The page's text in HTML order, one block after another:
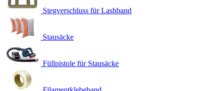
Stegverschluss für Lashband
Stausäcke
Füllpistole für Stausäcke